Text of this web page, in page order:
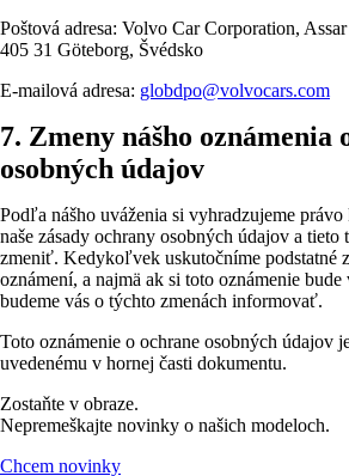
Poštová adresa: Volvo Car Corporation,
405 31 Göteborg, Švédsko
E-mailová adresa: globdpo@volvocars.com
7. Zmeny nášho oznámenia
osobných údajov
Podľa nášho uváženia si vyhradzujeme
naše zásady ochrany osobných údajov a
zmeniť. Kedykoľvek uskutočníme podstatné
oznámení, a najmä ak si toto oznámenie
budeme vás o týchto zmenách informovať.
Toto oznámenie o ochrane osobných údajov
uvedenému v hornej časti dokumentu.